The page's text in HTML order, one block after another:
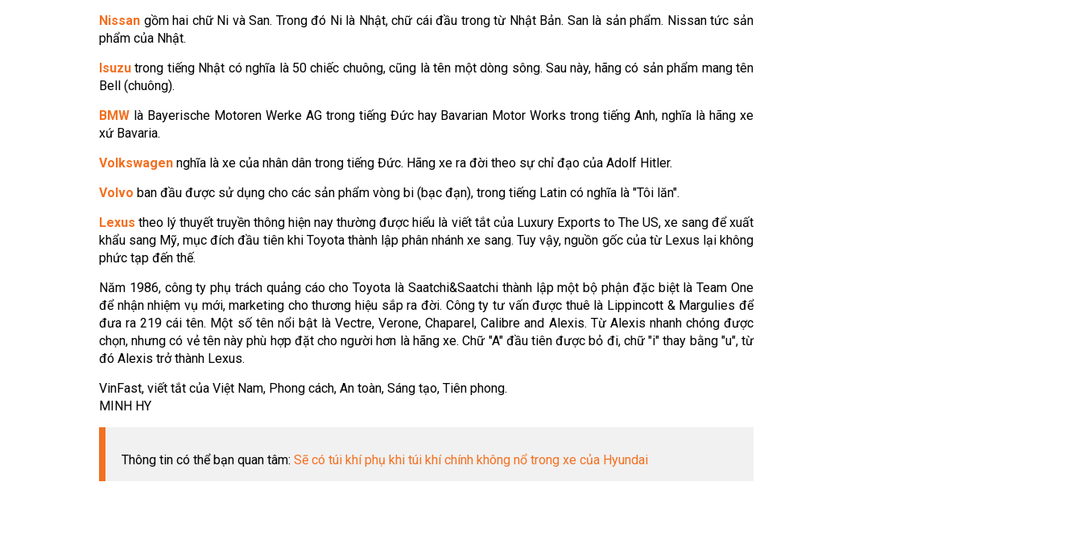
Nissan gồm hai chữ Ni và San. Trong đó Ni là Nhật, chữ cái đầu trong từ Nhật Bản. San là sản phẩm. Nissan tức sản
phẩm của Nhật.
Isuzu trong tiếng Nhật có nghĩa là 50 chiếc chuông, cũng là tên một dòng sông. Sau này, hãng có sản phẩm mang tên
Bell (chuông).
BMW là Bayerische Motoren Werke AG trong tiếng Đức hay Bavarian Motor Works trong tiếng Anh, nghĩa là hãng xe
xứ Bavaria.
Volkswagen nghĩa là xe của nhân dân trong tiếng Đức. Hãng xe ra đời theo sự chỉ đạo của Adolf Hitler.
Volvo ban đầu được sử dụng cho các sản phẩm vòng bi (bạc đạn), trong tiếng Latin có nghĩa là "Tôi lăn".
Lexus theo lý thuyết truyền thông hiện nay thường được hiểu là viết tắt của Luxury Exports to The US, xe sang để xuất
khẩu sang Mỹ, mục đích đầu tiên khi Toyota thành lập phân nhánh xe sang. Tuy vậy, nguồn gốc của từ Lexus lại không
phức tạp đến thế.
Năm 1986, công ty phụ trách quảng cáo cho Toyota là Saatchi&Saatchi thành lập một bộ phận đặc biệt là Team One
để nhận nhiệm vụ mới, marketing cho thương hiệu sắp ra đời. Công ty tư vấn được thuê là Lippincott & Margulies để
đưa ra 219 cái tên. Một số tên nổi bật là Vectre, Verone, Chaparel, Calibre and Alexis. Từ Alexis nhanh chóng được
chọn, nhưng có vẻ tên này phù hợp đặt cho người hơn là hãng xe. Chữ "A" đầu tiên được bỏ đi, chữ "i" thay bằng "u", từ
đó Alexis trở thành Lexus.
VinFast, viết tắt của Việt Nam, Phong cách, An toàn, Sáng tạo, Tiên phong.
MINH HY
Thông tin có thể bạn quan tâm: Sẽ có túi khí phụ khi túi khí chính không nổ trong xe của Hyundai